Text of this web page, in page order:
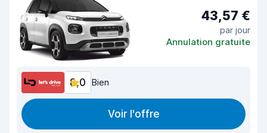
43,57 €
par jour
Annulation gratuite
8,0 Bien
Voir l'offre